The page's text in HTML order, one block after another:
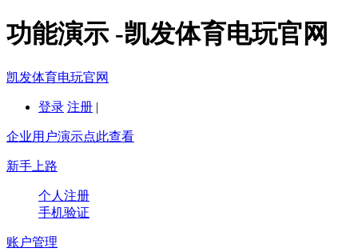
功能演示 -凯发体育电玩官网
凯发体育电玩官网
登录 注册 |
企业用户演示点此查看
新手上路
个人注册
手机验证
账户管理